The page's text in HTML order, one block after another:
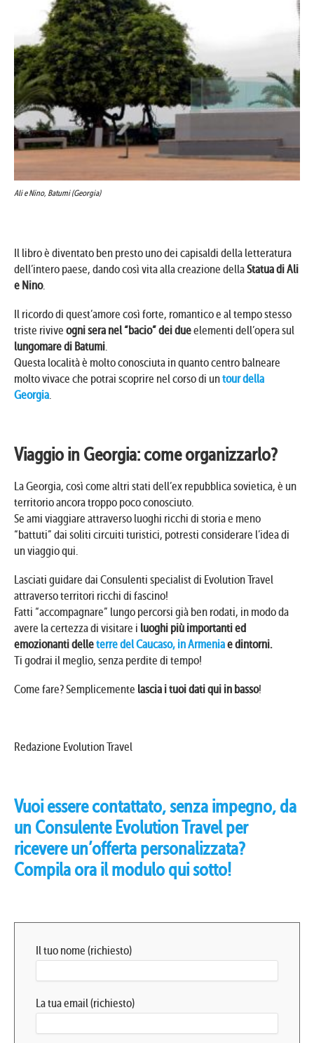
Ali e Nino, Batumi (Georgia)
Il libro è diventato ben presto uno dei capisaldi della letteratura
dell’intero paese, dando così vita alla creazione dellaStatua di Ali
e Nino.
Il ricordo di quest’amore così forte, romantico e al tempo stesso
triste rivive ogni sera nel “bacio” dei dueelementi dell’opera sul
lungomare di Batumi.
Questa località è molto conosciuta in quanto centro balneare
molto vivace che potrai scoprire nel corso di untour della
Georgia.
Viaggio in Georgia: come organizzarlo?
La Georgia, così come altri stati dell’ex repubblica sovietica, è un
territorio ancora troppo poco conosciuto.
Se ami viaggiare attraverso luoghi ricchi di storia e meno
“battuti” dai soliti circuiti turistici, potresti considerare l’idea di
un viaggio qui.
Lasciati guidare dai Consulenti specialist di Evolution Travel
attraverso territori ricchi di fascino!
Fatti “accompagnare” lungo percorsi già ben rodati, in modo da
avere la certezza di visitare i luoghi più importanti ed
emozionanti delleterre del Caucaso, in Armeniae dintorni.
Ti godrai il meglio, senza perdite di tempo!
Come fare? Semplicemente lascia i tuoi dati qui in basso!
Redazione Evolution Travel
Vuoi essere contattato, senza impegno, da
un Consulente Evolution Travel per
ricevere un’offerta personalizzata?
Compila ora il modulo qui sotto!
Il tuo nome (richiesto)
La tua email (richiesto)